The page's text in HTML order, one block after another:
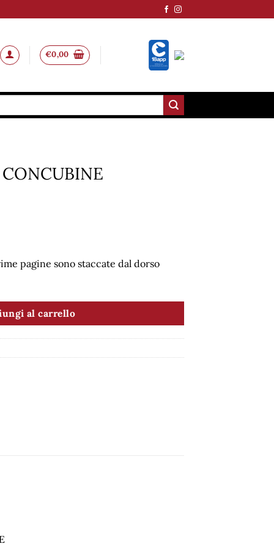
€0,00
pagine sono staccate dal dorso
al carrello